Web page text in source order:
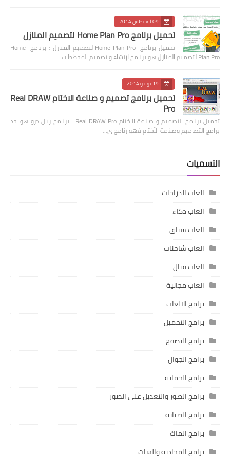
09 أغسطس 2014
تحميل برنامج Home Plan Pro لتصميم المنازل
تحميل برنامج Home Plan Pro لتصميم المنازل : برنامج Home
Plan Pro لتصميم المنازل هو برنامج لإنشاء و تصميم المخططات …
19 يوليو 2014
تحميل برنامج تصميم و صناعة الاختام Real DRAW
Pro
تحميل برنامج التصميم و صناعة الاختام Real DRAW Pro : برنامج ريال درو هو احد
برامج التصاميم وصناعة الأختام فهو رنامج ي…
التسميات
العاب الدراجات
العاب ذكاء
العاب سباق
العاب شاحنات
العاب قتال
العاب مجانية
برامج الالعاب
برامج التحميل
برامج التصفح
برامج الجوال
برامج الحماية
برامج الصور والتعديل على الصور
برامج الصيانة
برامج الماك
برامج المحادثة والشات